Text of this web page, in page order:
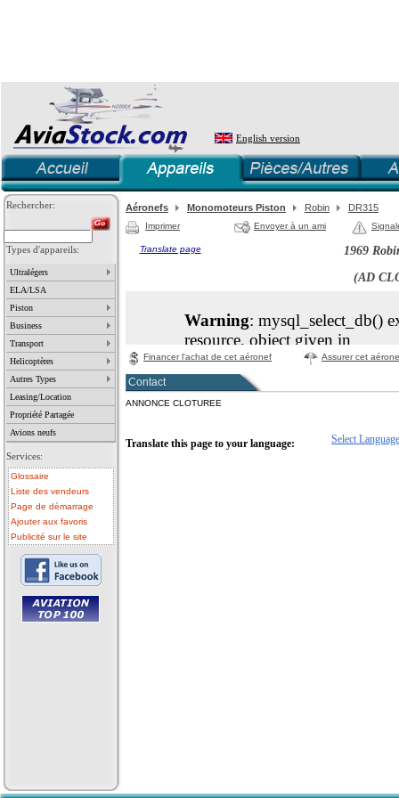
English version
Rechercher:
Types d'appareils:
Ultralégers
ELA/LSA
Piston
Business
Transport
Helicoptères
Autres Types
Leasing/Location
Propriété Partagée
Avions neufs
Services:
Glossaire
Liste des vendeurs
Page de démarrage
Ajouter aux favoris
Publicité sur le site
Aéronefs Monomoteurs Piston Robin DR315
Imprimer Envoyer à un ami
1969
(AD
Translate page
Financer l'achat de cet aéronef Assurer cet
Contact
ANNONCE CLOTUREE
Translate this page to your language: Select Language